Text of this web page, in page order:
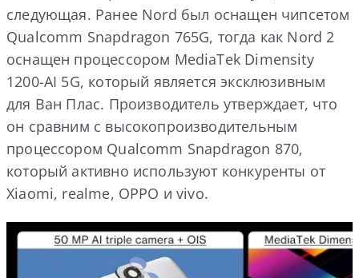
следующая. Ранее Nord был оснащен чипсетом
Qualcomm Snapdragon 765G, тогда как Nord 2
оснащен процессором MediaTek Dimensity
1200-AI 5G, который является эксклюзивным
для Ван Плас. Производитель утверждает, что
он сравним с высокопроизводительным
процессором Qualcomm Snapdragon 870,
который активно используют конкуренты от
Xiaomi, realme, OPPO и vivo.